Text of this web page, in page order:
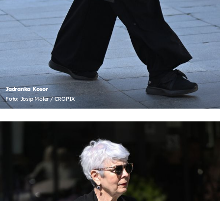
Jadranka Kosor
Foto: Josip Moler / CROPIX